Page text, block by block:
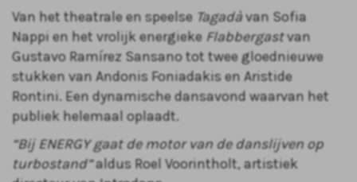
Van het theatrale en speelse Tagadàvan Sofia
Nappi en het vrolijk energieke Flabbergastvan
Gustavo Ramírez Sansano tot twee gloednieuwe
stukken van Andonis Foniadakis en Aristide
Rontini. Een dynamische dansavond waarvan het
publiek helemaal oplaadt.
“Bij ENERGY gaat de motor van de danslijven op
turbostand”aldus Roel Voorintholt, artistiek